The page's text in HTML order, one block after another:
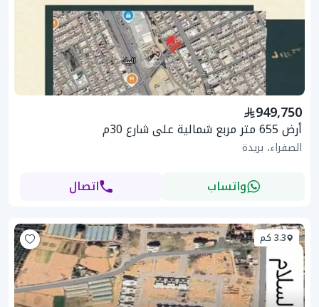
949,750
أرض 655 متر مربع شمالية على شارع 30م
الصفراء، بريدة
واتساب اتصال
3.3 كم